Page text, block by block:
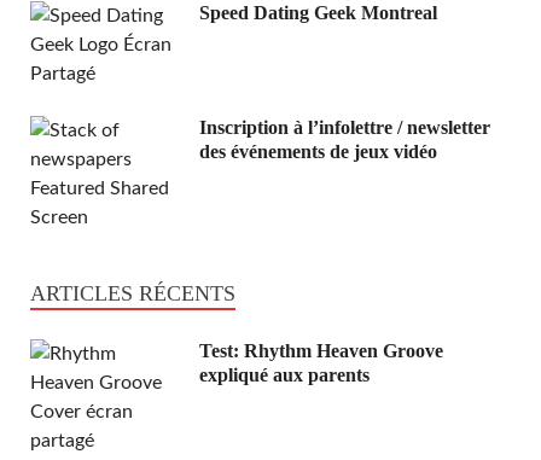
Speed Dating Geek Montreal
Inscription à l’infolettre / newsletter
des événements de jeux vidéo
ARTICLES RÉCENTS
Test: Rhythm Heaven Groove
expliqué aux parents